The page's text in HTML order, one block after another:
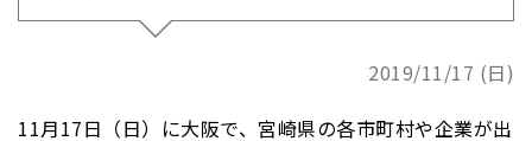
2019/11/17 (日)
11月17日（日）に大阪で、宮崎県の各市町村や企業が出